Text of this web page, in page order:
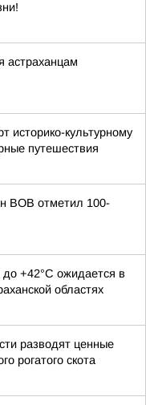
астраханцам
историко-культурному
путешествия
ВОВ отметил 100-
+42°C ожидается в
областях
разводят ценные
рогатого скота